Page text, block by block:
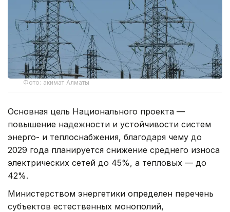
Фото: акимат Алматы
Основная цель Национального проекта —
повышение надежности и устойчивости систем
энерго- и теплоснабжения, благодаря чему до
2029 года планируется снижение среднего износа
электрических сетей до 45%, а тепловых — до
42%.
Министерством энергетики определен перечень
субъектов естественных монополий,